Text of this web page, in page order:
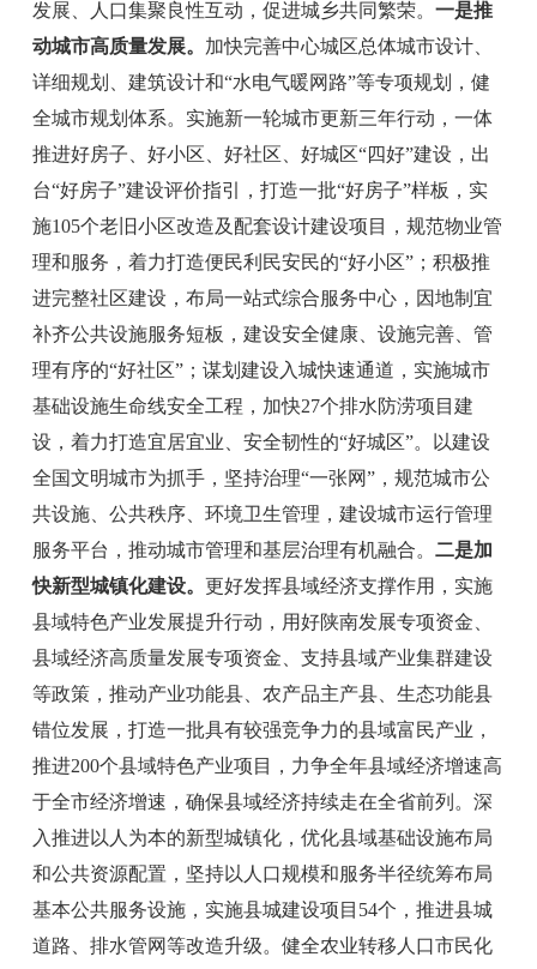
发展、人口集聚良性互动，促进城乡共同繁荣。 一是推
动城市高质量发展。 加快完善中心城区总体城市设计、
详细规划、建筑设计和“水电气暖网路”等专项规划
，健
全城市规划体系。实施新一轮城市更新三年行动，一体
推进好房子、好小区、好社区、好城区“四好”建设，出
台“好房子”建设评价指引，打造一批“好房子”样板， 实
施105个老旧小区改造及配套设计建设项目，规范物业管
理和服务，着力打造便民利民安民的“好小区” ；积极推
进完整社区建设，布局一站式综合服务中心，因地制宜
补齐公共设施服务短板，建设安全健康、设施完善、管
理有序的“好社区” ；谋划建设入城快速通道，实施城市
基础设施生命线安全工程，加快27个排水防涝项目建
设，着力打造宜居宜业、安全韧性的“好城区”。以建设
全国文明城市为抓手，坚持治理“一张网” ，规范城市公
共设施、公共秩序、环境卫生管理，建设城市运行管理
服务平台，推动城市管理和基层治理有机融合。 二是加
快新型城镇化建设。 更好发挥县域经济支撑作用， 实施
县域特色产业发展提升行动， 用好陕南发展专项资金、
县域经济高质量发展专项资金、 支持县域产业集群建设
等政策，推动产业功能县、农产品主产县、生态功能县
错位发展，打造一批具有较强竞争力的县域富民产业，
推进200个县域特色产业项目，力争全年县域经济增速高
于全市经济增速，确保县域经济持续走在全省前列。深
入推进以人为本的新型城镇化，优化县域基础设施布局
和公共资源配置，坚持以人口规模和服务半径统筹布局
基本公共服务设施，实施县城建设项目 54个，推进县城
道路、排水管网等改造升级。健全农业转移人口市民化